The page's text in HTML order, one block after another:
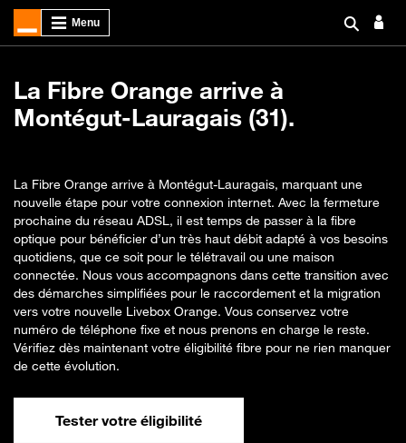
La Fibre Orange arrive à
Montégut-Lauragais (31).
La Fibre Orange arrive à Montégut-Lauragais, marquant une
nouvelle étape pour votre connexion internet. Avec la fermeture
prochaine du réseau ADSL, il est temps de passer à la fibre
optique pour bénéficier d’un très haut débit adapté à vos besoins
quotidiens, que ce soit pour le télétravail ou une maison
connectée. Nous vous accompagnons dans cette transition avec
des démarches simplifiées pour le raccordement et la migration
vers votre nouvelle Livebox Orange. Vous conservez votre
numéro de téléphone fixe et nous prenons en charge le reste.
Vérifiez dès maintenant votre éligibilité fibre pour ne rien manquer
de cette évolution.
Tester votre éligibilité